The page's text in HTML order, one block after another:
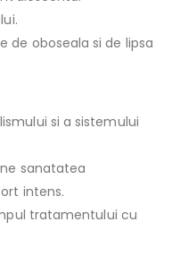
de oboseala si de lipsa
si a sistemului
sanatatea
intens.
tratamentului cu